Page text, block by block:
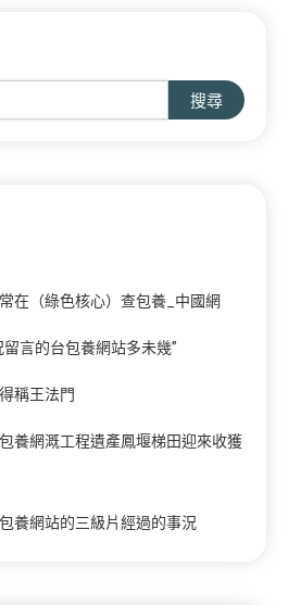
搜尋
在（綠色核心）查包養_中國網
言的台包養網站多未幾”
稱王法門
養網溉工程遺產鳳堰梯田迎來收獲
養網站的三級片經過的事況